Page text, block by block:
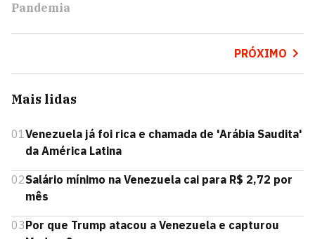
Pandemia
PRÓXIMO
Mais lidas
01Venezuela já foi rica e chamada de 'Arábia Saudita'
da América Latina
02Salário mínimo na Venezuela cai para R$ 2,72 por
mês
03Por que Trump atacou a Venezuela e capturou